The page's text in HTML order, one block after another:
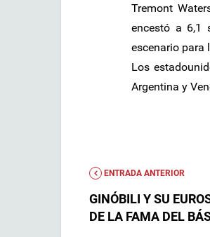
Tremont
encestó a 6,1
escenario para
Los
Argentina y
ENTRADA ANTERIOR
GINÓBILI Y SU
DE LA FAMA DEL